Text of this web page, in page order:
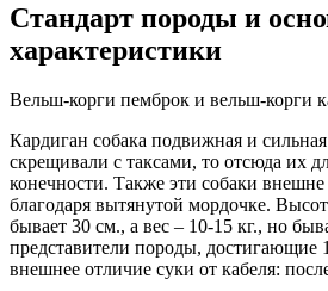
Стандарт породы и
характеристики
Вельш-корги пемброк и вельш-корги
Кардиган собака подвижная и
скрещивали с таксами, то отсюда их
конечности. Также эти собаки
благодаря вытянутой мордочке.
бывает 30 см., а вес – 10-15 кг., но
представители породы, достигающие
внешнее отличие суки от кабеля: